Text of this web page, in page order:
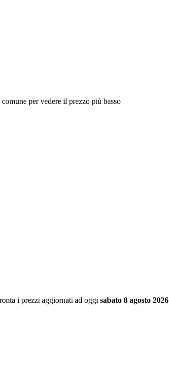
per vedere il prezzo più basso
i prezzi aggiornati ad oggi sabato 8 agosto 2026